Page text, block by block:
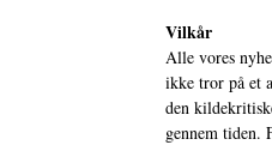
Vilkår
Alle vores
ikke tror på et
den
gennem tiden.